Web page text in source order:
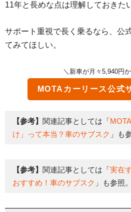
11年と長めな点は理解しておきた
サポート重視で長く乗るなら、公
てみてほしい。
＼新車が月々5,940円
MOTAカーリース公式
【参考】 関連記事としては「
け」って本当？車のサブスク 」も
【参考】 関連記事としては「実在
おすすめ！車のサブスク 」も参照。